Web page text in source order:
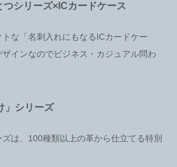
つシリーズ×ICカードケース
な「名刺入れにもなるICカードケー
インなのでビジネス・カジュアル問わ
」シリーズ
は、100種類以上の革から仕立てる特別